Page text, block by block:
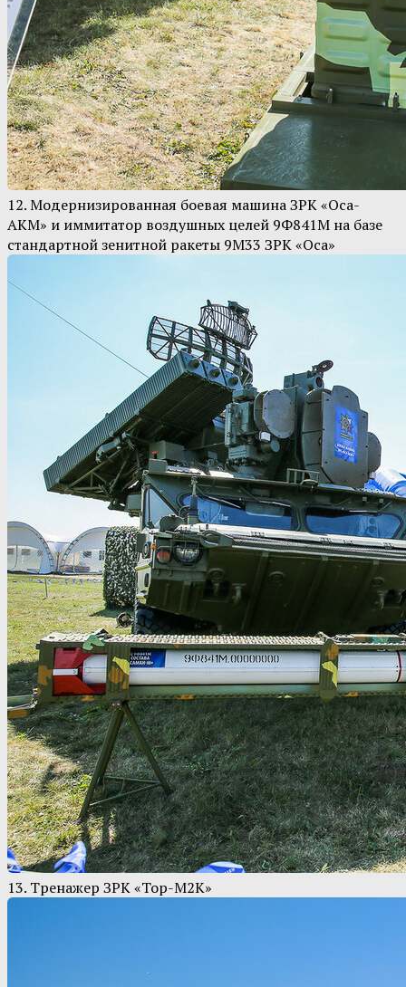
12. Модернизированная боевая машина ЗРК «Оса-
АКМ» и иммитатор воздушных целей 9Ф841М на базе
стандартной зенитной ракеты 9М33 ЗРК «Оса»
13. Тренажер ЗРК «Тор-М2К»